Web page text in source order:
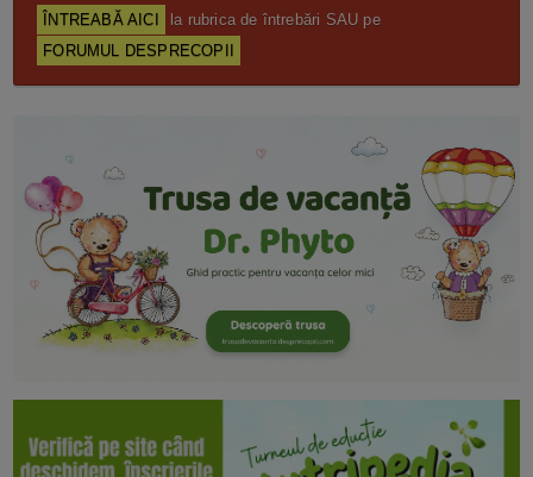
ÎNTREABĂ AICI
la rubrica de întrebări SAU pe
FORUMUL DESPRECOPII